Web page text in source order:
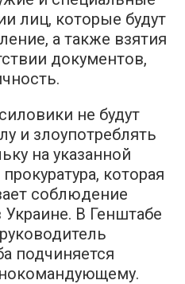
лиц, которые будут
а также взятия
документов,
не будут
и злоупотреблять
на указанной
которая
соблюдение
В Генштабе
подчиняется